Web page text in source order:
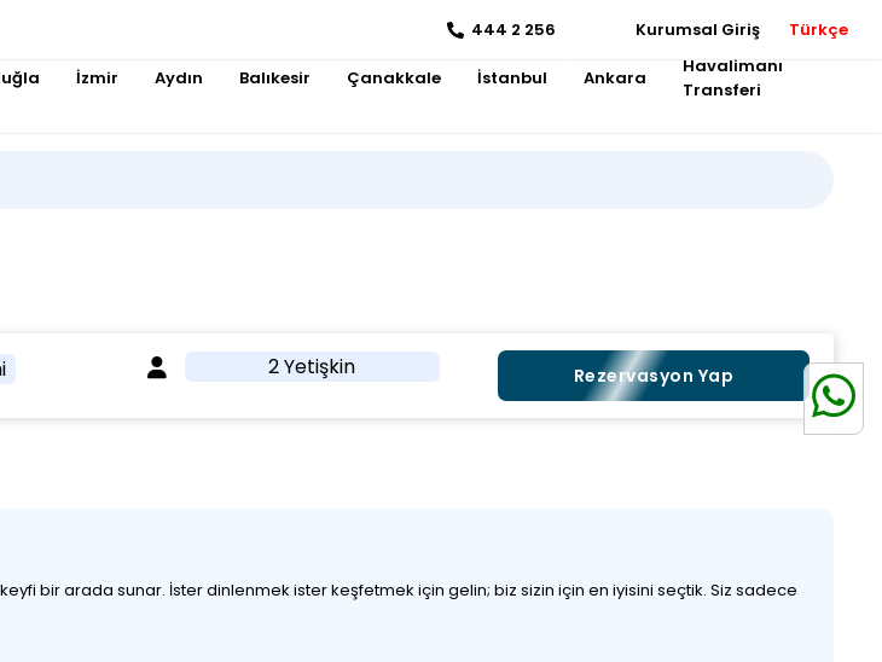
444 2 256 Kurumsal Giriş Türkçe
İzmir Aydın Balıkesir Çanakkale İstanbul Ankara
Havalimanı
Transferi
2 Yetişkin Rezervasyon Yap
bir arada sunar. İster dinlenmek ister keşfetmek için gelin; biz sizin için en iyisini seçtik. Siz sadece